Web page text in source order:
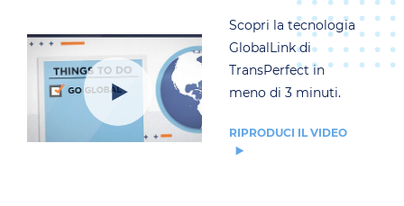
Scopri la tecnologia
GlobalLink di
TransPerfect in
meno di 3 minuti.
RIPRODUCI IL VIDEO